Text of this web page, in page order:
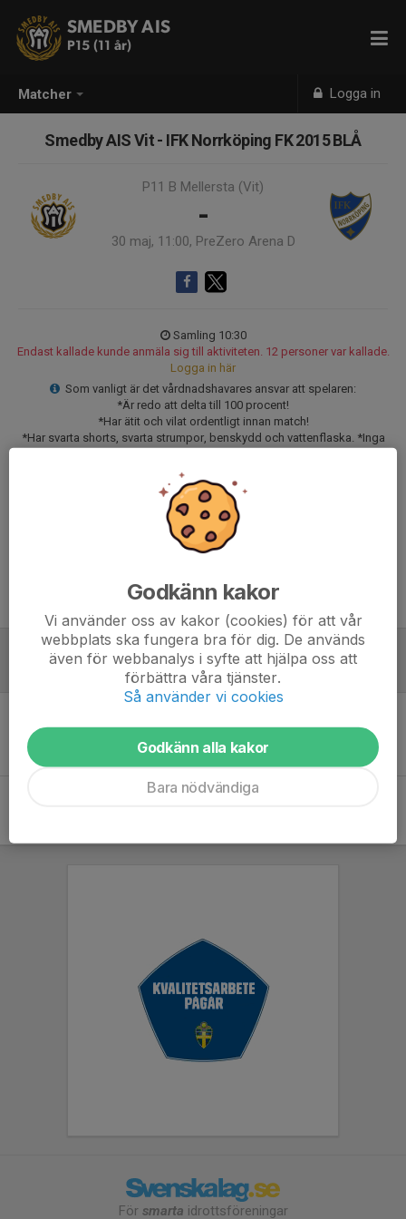
Matcher Logga in
SMEDBY AIS
P15 (11 år)
Smedby AIS Vit - IFK Norrköping FK 2015 BLÅ
P11 B Mellersta (Vit)
-
30 maj, 11:00, PreZero Arena D
Samling 10:30
Endast kallade kunde anmäla sig till aktiviteten. 12 personer var kallade.
Logga in här
Som vanligt är det vårdnadshavares ansvar att spelaren:
*Är redo att delta till 100 procent!
*Har ätit och vilat ordentligt innan match!
*Har svarta shorts, svarta strumpor, benskydd och vattenflaska. *Inga
*Att spelaren är i tid till samling och andra tider som anges!
Svara på kallelsen senast onsdag den 27 maj klockan 17.00.
Vid uteblivet svar kan spelaren förlora sin plats och annan spelare kallas.
Meddela eventuella förhinder till ledare som är ansvarig för matchen
För smarta idrottsföreningar
Godkänn kakor
Vi använder oss av kakor (cookies) för att vår
webbplats ska fungera bra för dig. De används
även för webbanalys i syfte att hjälpa oss att
förbättra våra tjänster.
Så använder vi cookies
Godkänn alla kakor
Bara nödvändiga